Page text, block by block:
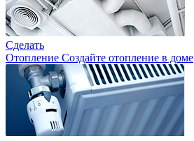
Сделать
Отопление Создайте отопление в доме